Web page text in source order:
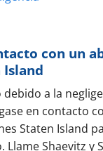
con un
Island
a la
en contacto
Staten Island
Llame Shaevitz y